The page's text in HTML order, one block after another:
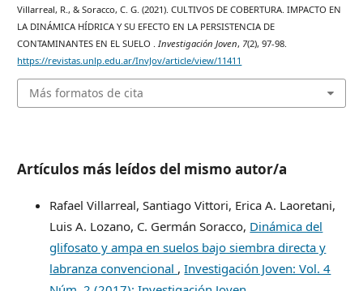
Villarreal, R., & Soracco, C. G. (2021). CULTIVOS DE COBERTURA. IMPACTO EN
LA DINÁMICA HÍDRICA Y SU EFECTO EN LA PERSISTENCIA DE
CONTAMINANTES EN EL SUELO .Investigación Joven, 7(2), 97-98.
https://revistas.unlp.edu.ar/InvJov/article/view/11411
Más formatos de cita
Artículos más leídos del mismo autor/a
Rafael Villarreal, Santiago Vittori, Erica A. Laoretani,
Luis A. Lozano, C. Germán Soracco, Dinámica del
glifosato y ampa en suelos bajo siembra directa y
labranza convencional ,Investigación Joven: Vol. 4